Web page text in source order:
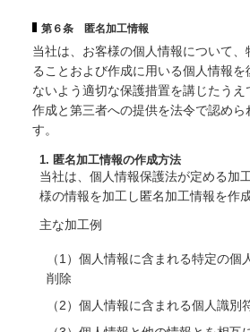
第６条 匿名加工情報
当社は、お客様の個人情報について
ることおよび作成に用いる個人情報を
ないよう適切な保護措置を講じたう
作成と第三者への提供を法令で認めら
す。
1. 匿名加工情報の作成方法
当社は、個人情報保護法が定める加
様の情報を加工し匿名加工情報を作
主な加工例
（1）個人情報に含まれる特定の個
削除
（2）個人情報に含まれる個人識別